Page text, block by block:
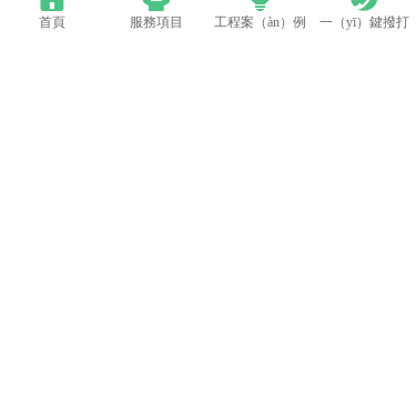
首頁 服務項目 工程案（àn）例 一（yī）鍵撥打